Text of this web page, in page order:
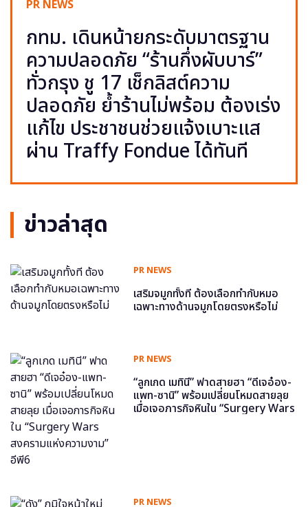
PR NEWS
กทม. เดินหน้ายกระดับมาตรฐาน
ความปลอดภัย “ร้านกึ่งผับบาร์”
ทั่วกรุง ชู 17 เช็กลิสต์ความ
ปลอดภัย ย้ำร้านไม่พร้อม ต้องเร่ง
แก้ไข ประชาชนช่วยแจ้งเบาะแส
ผ่าน Traffy Fondue ได้ทันที
ข่าวล่าสุด
PR NEWS
เสริมจมูกทั้งที ต้องเลือกทำกับหมอ
เฉพาะทางด้านจมูกโดยตรงหรือไม่
PR NEWS
“ลูกเกด เมทินี” ฟาดสายฮา “ดีเจอ๋อง-
แพท-ซานิ” พร้อมเปลี่ยนโหมดสายลุย
เมื่อเจอภารกิจหินใน “Surgery Wars
PR NEWS